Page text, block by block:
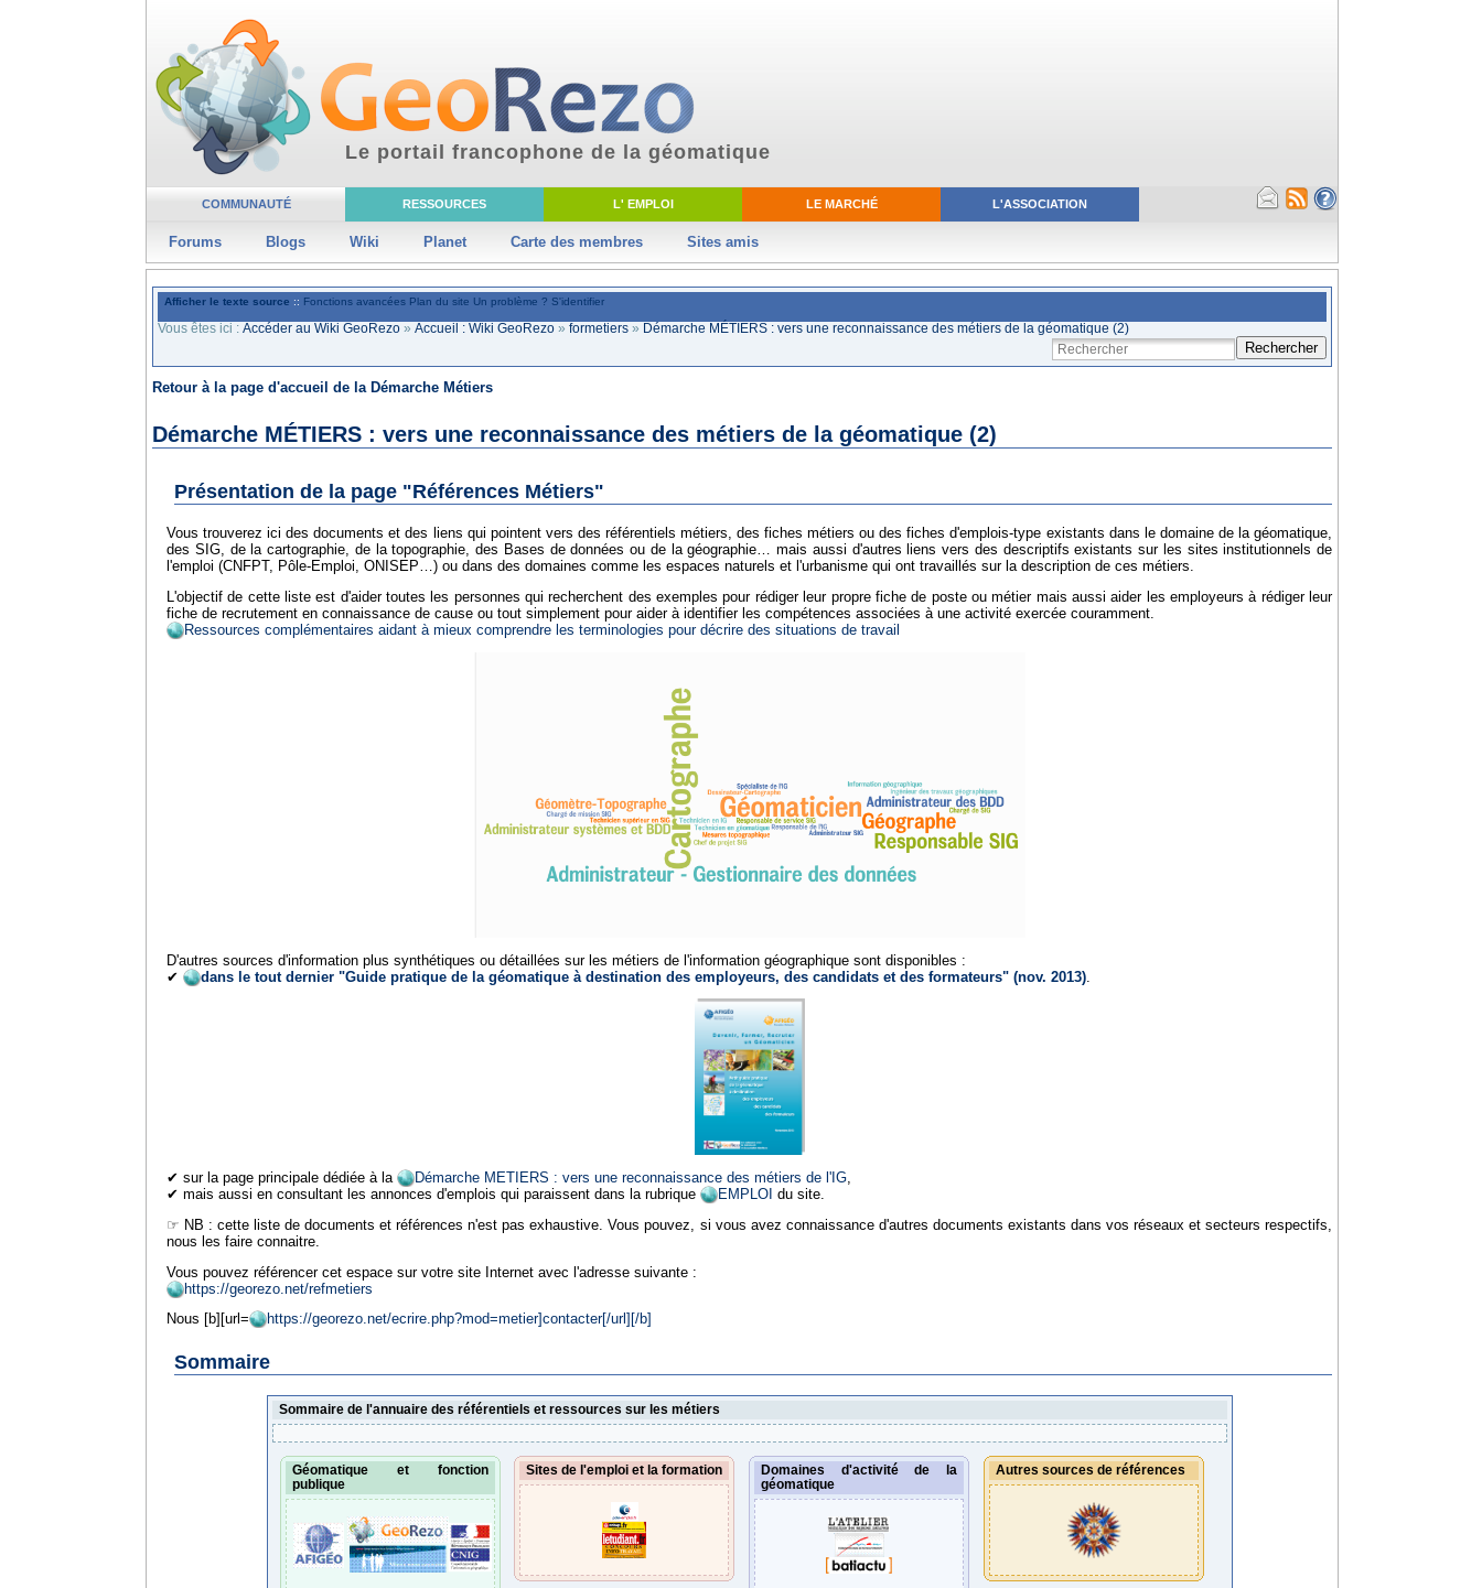
COMMUNAUTÉ RESSOURCES L' EMPLOI LE MARCHÉ L'ASSOCIATION
Forums Blogs Wiki Planet Carte des membres Sites amis
Le portail francophone de la géomatique
Afficher le texte source :: Fonctions avancées Plan du site Un problème ? S'identifier
Vous êtes ici :Accéder au Wiki GeoRezo »Accueil : Wiki GeoRezo »formetiers » Démarche MÉTIERS : vers une reconnaissance des métiers de la géomatique (2)
Rechercher
Retour à la page d'accueil de la Démarche Métiers
Démarche MÉTIERS : vers une reconnaissance des métiers de la géomatique (2)
Présentation de la page "Références Métiers"
Vous trouverez ici des documents et des liens qui pointent vers des référentiels métiers, des fiches métiers ou des fiches d'emplois-type existants dans le domaine de la géomatique,
des SIG, de la cartographie, de la topographie, des Bases de données ou de la géographie… mais aussi d'autres liens vers des descriptifs existants sur les sites institutionnels de
l'emploi (CNFPT, Pôle-Emploi, ONISEP…) ou dans des domaines comme les espaces naturels et l'urbanisme qui ont travaillés sur la description de ces métiers.
L'objectif de cette liste est d'aider toutes les personnes qui recherchent des exemples pour rédiger leur propre fiche de poste ou métier mais aussi aider les employeurs à rédiger leur
fiche de recrutement en connaissance de cause ou tout simplement pour aider à identifier les compétences associées à une activité exercée couramment.
Ressources complémentaires aidant à mieux comprendre les terminologies pour décrire des situations de travail
D'autres sources d'information plus synthétiques ou détaillées sur les métiers de l'information géographique sont disponibles :
✔
dans le tout dernier "Guide pratique de la géomatique à destination des employeurs, des candidats et des formateurs" (nov. 2013)
✔ sur la page principale dédiée à la Démarche METIERS : vers une reconnaissance des métiers de l'IG,
✔ mais aussi en consultant les annonces d'emplois qui paraissent dans la rubrique
EMPLOI du site.
☞ NB : cette liste de documents et références n'est pas exhaustive. Vous pouvez, si vous avez connaissance d'autres documents existants dans vos réseaux et secteurs respectifs,
nous les faire connaitre.
Vous pouvez référencer cet espace sur votre site Internet avec l'adresse suivante :
https://georezo.net/refmetiers
Nous [b][url=
https://georezo.net/ecrire.php?mod=metier]contacter[/url][/b]
Sommaire
Sommaire de l'annuaire des référentiels et ressources sur les métiers
Géomatique et fonction
publique
Sites de l'emploi et la formation
Domaines d'activité de la
géomatique
Autres sources de références